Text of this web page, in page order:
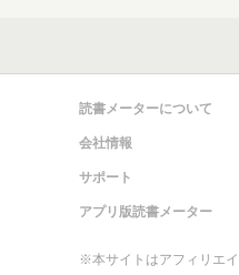
読書メーターについて
会社情報
サポート
アプリ版読書メーター
※本サイトはアフィリエ